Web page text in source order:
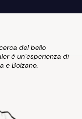
del bello
è un'esperienza di
e Bolzano.